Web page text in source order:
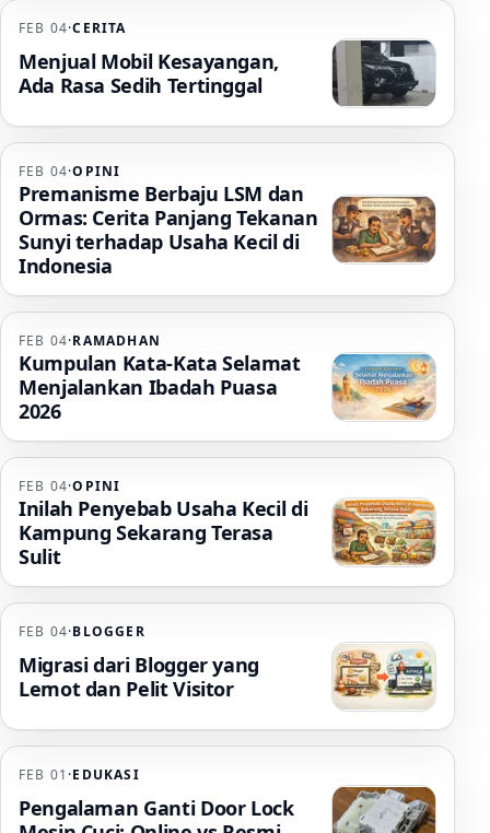
FEB 04·CERITA
Menjual Mobil Kesayangan,
Ada Rasa Sedih Tertinggal
FEB 04·OPINI
Premanisme Berbaju LSM dan
Ormas: Cerita Panjang Tekanan
Sunyi terhadap Usaha Kecil di
Indonesia
FEB 04·RAMADHAN
Kumpulan Kata-Kata Selamat
Menjalankan Ibadah Puasa
2026
FEB 04·OPINI
Inilah Penyebab Usaha Kecil di
Kampung Sekarang Terasa
Sulit
FEB 04·BLOGGER
Migrasi dari Blogger yang
Lemot dan Pelit Visitor
FEB 01 ·EDUKASI
Pengalaman Ganti Door Lock